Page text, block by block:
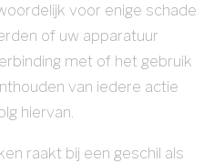
voor enige schade
of uw apparatuur
met of het gebruik
van iedere actie
hiervan.
raakt bij een geschil als